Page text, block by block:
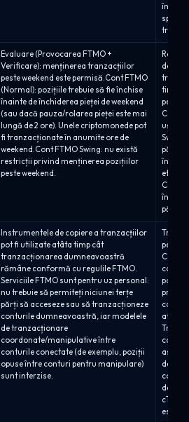
înainte
Evaluare (Provocarea FTMO +
Verificare): menținerea tranzacțiilor
peste weekend este permisă.Cont FTMO
(Normal): pozițiile trebuie să fie închise
înainte de închiderea pieței de weekend
(sau dacă pauza/rolarea pieței este mai
lungă de 2 ore). Unele criptomonede pot
fi tranzacționate în anumite ore de
weekend.Cont FTMO Swing: nu există
restricții privind menținerea pozițiilor
peste weekend.
de
timpul
Swing
în
etapa
în
Instrumentele de copiere a tranzacțiilor
pot fi utilizate atâta timp cât
tranzacționarea dumneavoastră
rămâne conformă cu regulile FTMO.
Serviciile FTMO sunt pentru uz personal:
nu trebuie să permiteți niciunei terțe
părți să acceseze sau să tranzacționeze
conturile dumneavoastră, iar modelele
de tranzacționare
coordonate/manipulative între
conturile conectate (de exemplu, poziții
opuse între conturi pentru manipulare)
sunt interzise.
poate
atunci
conturi
de
doar;
este